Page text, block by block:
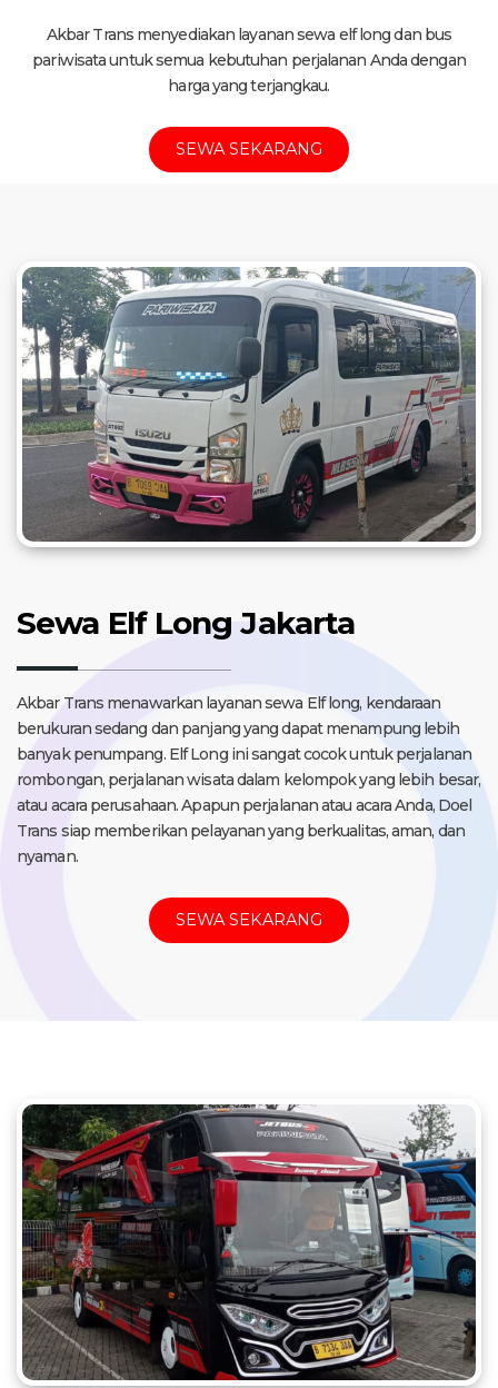
Akbar Trans menyediakan layanan sewa elf long dan bus
pariwisata untuk semua kebutuhan perjalanan Anda dengan
harga yang terjangkau.
SEWA SEKARANG
Sewa Elf Long Jakarta
Akbar Trans menawarkan layanan sewa Elf long, kendaraan
berukuran sedang dan panjang yang dapat menampung lebih
banyak penumpang. Elf Long ini sangat cocok untuk perjalanan
rombongan, perjalanan wisata dalam kelompok yang lebih besar,
atau acara perusahaan. Apapun perjalanan atau acara Anda, Doel
Trans siap memberikan pelayanan yang berkualitas, aman, dan
nyaman.
SEWA SEKARANG